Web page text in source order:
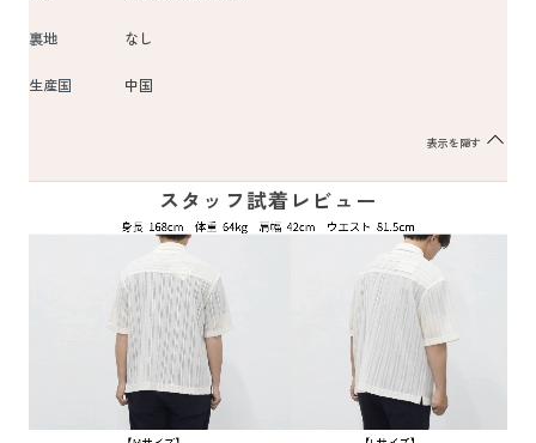
裏地 なし
生産国 中国
表示を隠す
スタッフ試着レビュー